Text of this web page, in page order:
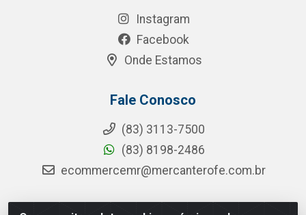
Instagram
Facebook
Onde Estamos
Fale Conosco
(83) 3113-7500
(83) 8198-2486
ecommercemr@mercanterofe.com.br